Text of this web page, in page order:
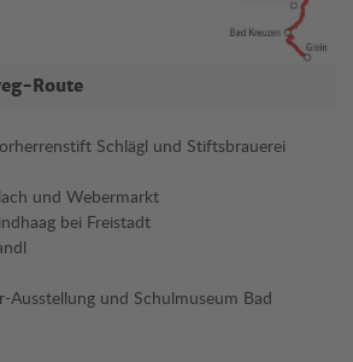
Route
Schlägl und Stiftsbrauerei
und Webermarkt
bei Freistadt
Ausstellung und Schulmuseum Bad